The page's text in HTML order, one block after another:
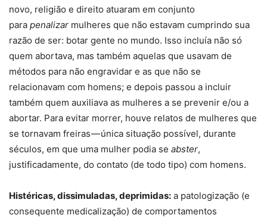
novo, religião e direito atuaram em conjunto
para penalizar mulheres que não estavam cumprindo sua
razão de ser: botar gente no mundo. Isso incluía não só
quem abortava, mas também aquelas que usavam de
métodos para não engravidar e as que não se
relacionavam com homens; e depois passou a incluir
também quem auxiliava as mulheres a se prevenir e/ou a
abortar. Para evitar morrer, houve relatos de mulheres que
se tornavam freiras — única situação possível, durante
séculos, em que uma mulher podia se abster,
justificadamente, do contato (de todo tipo) com homens.
Histéricas, dissimuladas, deprimidas: a patologização (e
consequente medicalização) de comportamentos